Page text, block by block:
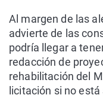
Al margen de las
advierte de las
podría llegar a
redacción de
rehabilitación del
licitación si no